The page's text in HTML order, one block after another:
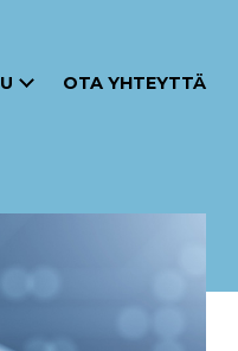
OTA YHTEYTTÄ